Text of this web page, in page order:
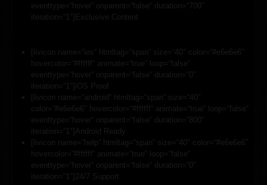
eventtype=“hover“ onparent=“false“ duration=“700″
iteration=“1″]Exclusive Content
[livicon name=“ios“ htmltag=“span“ size=“40″ color=“#e6e6e6″
hovercolor=“#ffffff“ animate=“true“ loop=“false“
eventtype=“hover“ onparent=“false“ duration=“0″
iteration=“1″]iOS Proof
[livicon name=“android“ htmltag=“span“ size=“40″
color=“#e6e6e6″ hovercolor=“#ffffff“ animate=“true“ loop=“false“
eventtype=“hover“ onparent=“false“ duration=“800″
iteration=“1″]Android Ready
[livicon name=“help“ htmltag=“span“ size=“40″ color=“#e6e6e6″
hovercolor=“#ffffff“ animate=“true“ loop=“false“
eventtype=“hover“ onparent=“false“ duration=“0″
iteration=“1″]24/7 Support